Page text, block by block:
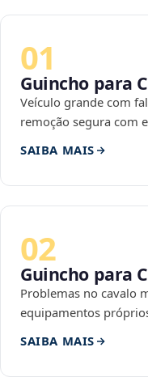
01
Guincho para
Veículo grande com
remoção segura com
SAIBA MAIS
02
Guincho para
Problemas no cavalo
equipamentos
SAIBA MAIS